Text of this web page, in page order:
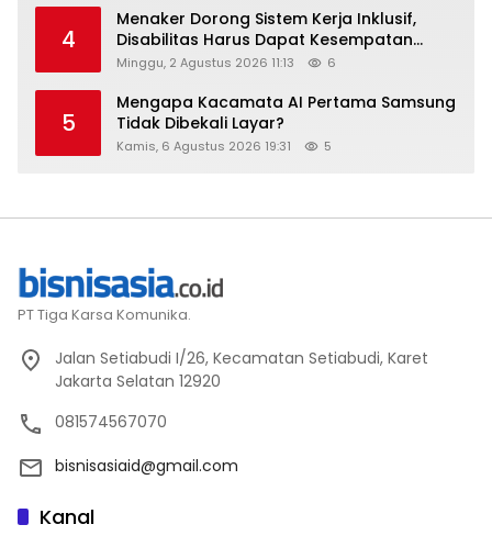
4
Menaker Dorong Sistem Kerja Inklusif,
Disabilitas Harus Dapat Kesempatan
Setara
Minggu, 2 Agustus 2026 11:13 6
5
Mengapa Kacamata AI Pertama Samsung
Tidak Dibekali Layar?
Kamis, 6 Agustus 2026 19:31 5
PT Tiga Karsa Komunika.
Jalan Setiabudi I/26, Kecamatan Setiabudi, Karet
Jakarta Selatan 12920
081574567070
bisnisasiaid@gmail.com
Kanal